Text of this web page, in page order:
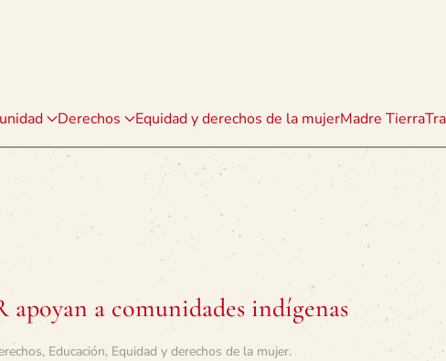
Derechos Equidad y derechos de la mujerMadre Tierra
apoyan a comunidades indígenas
, Educación, Equidad y derechos de la mujer.